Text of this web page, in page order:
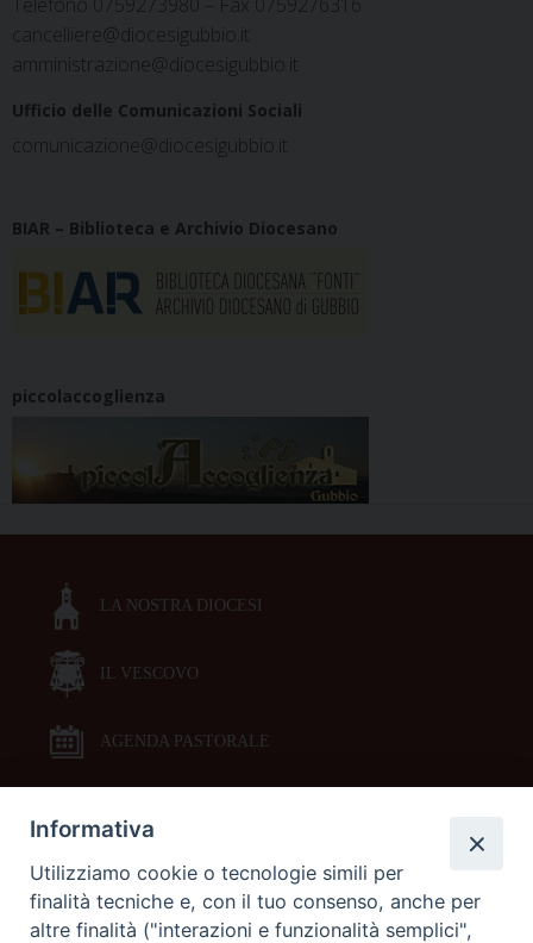
Telefono 0759273980 – Fax 0759276316
cancelliere@diocesigubbio.it
amministrazione@diocesigubbio.it
Ufficio delle Comunicazioni Sociali
comunicazione@diocesigubbio.it
BIAR – Biblioteca e Archivio Diocesano
piccolaccoglienza
LA NOSTRA DIOCESI
IL VESCOVO
AGENDA PASTORALE
DOCUMENTI PASTORALI
ORARI MESSE
Informativa
Utilizziamo cookie o tecnologie simili per
finalità tecniche e, con il tuo consenso, anche per
altre finalità ("interazioni e funzionalità semplici",